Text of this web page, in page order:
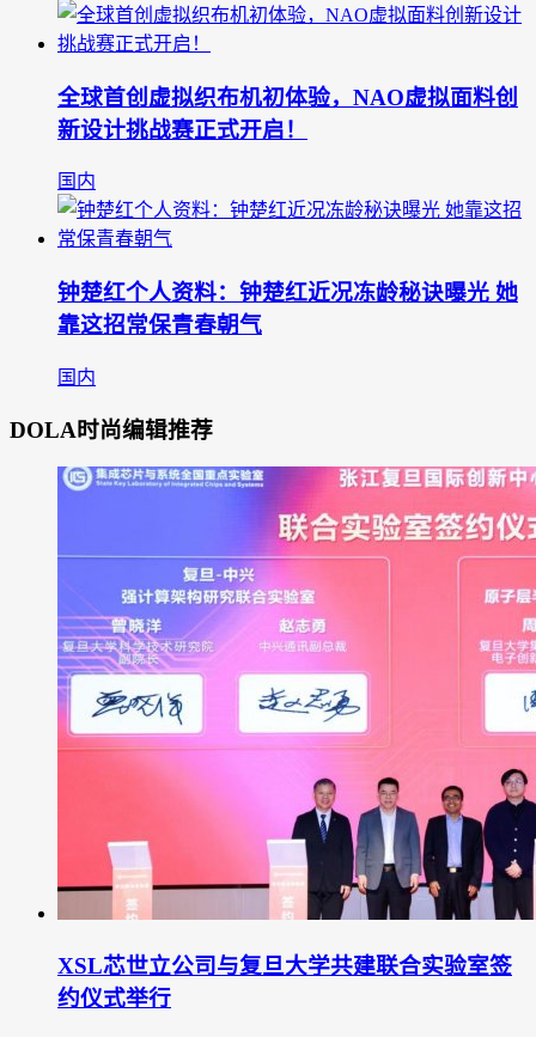
全球首创虚拟织布机初体验，NAO虚拟面料创
新设计挑战赛正式开启！
国内
钟楚红个人资料：钟楚红近况冻龄秘诀曝光 她
靠这招常保青春朝气
国内
DOLA时尚编辑推荐
XSL芯世立公司与复旦大学共建联合实验室签
约仪式举行